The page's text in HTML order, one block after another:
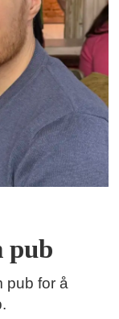
pub
pub for å